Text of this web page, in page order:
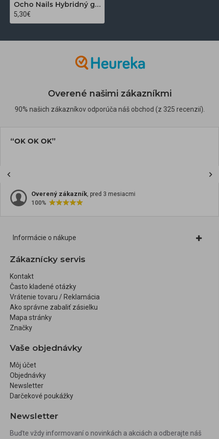
Ocho Nails Hybridný gél lak na nechty Nude N06 5 g
5,30€
Overené našimi zákazníkmi
90% našich zákazníkov odporúča náš obchod (z 325 recenzií).
Overený zákazník
Informácie o nákupe
Zákaznícky servis
Kontakt
Často kladené otázky
Vrátenie tovaru / Reklamácia
Ako správne zabaliť zásielku
Mapa stránky
Značky
Vaše objednávky
Môj účet
Objednávky
Newsletter
Darčekové poukážky
Newsletter
Buďte vždy informovaní o novinkách a akciách a odberajte náš